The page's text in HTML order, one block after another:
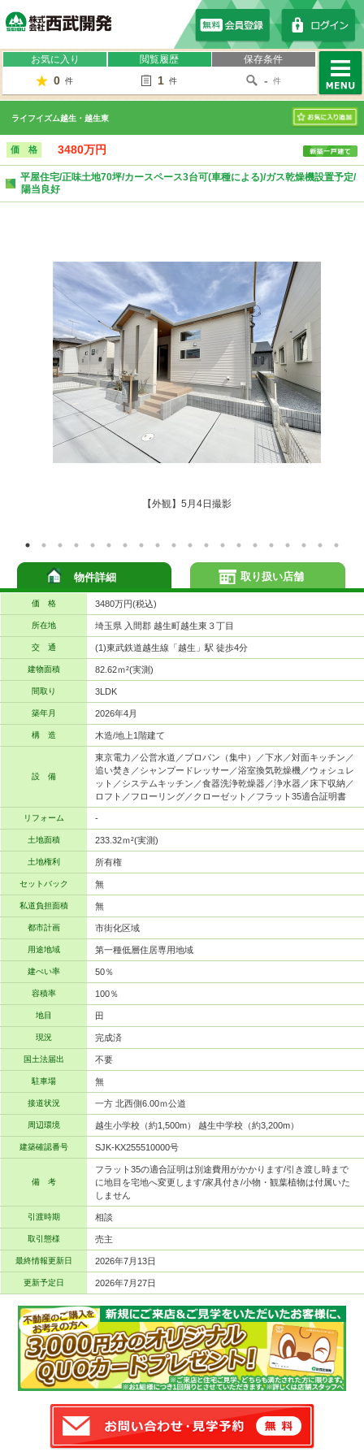
お気に入り
0 件
閲覧履歴
1 件
保存条件
- 件
MENU
ライフイズム越生・越生東
お気に入り
価 格 3480万円
平屋住宅/正味土地70坪/カースペース3台可(車種による)/ガス乾燥機設置予定/
陽当良好
【外観】5月4日撮影
物件詳細
価 格 3480万円(税込)
所在地 埼玉県 入間郡 越生町越生東３丁目
交 通 (1)東武鉄道越生線「越生」駅 徒歩4分
建物面積 82.62ｍ²(実測)
間取り 3LDK
築年月 2026年4月
構 造 木造/地上1階建て
設 備
東京電力／公営水道／プロパン（集中）／下水／対面キッチン／
追い焚き／シャンプードレッサー／浴室換気乾燥機／ウォシュレ
ット／システムキッチン／食器洗浄乾燥器／浄水器／床下収納／
ロフト／フローリング／クローゼット／フラット35適合証明書
リフォーム -
土地面積 233.32ｍ²(実測)
土地権利 所有権
セットバック 無
私道負担面積 無
都市計画 市街化区域
用途地域 第一種低層住居専用地域
建ぺい率 50％
容積率 100％
地目 田
現況 完成済
国土法届出 不要
駐車場 無
接道状況 一方 北西側6.00ｍ公道
周辺環境 越生小学校（約1,500m） 越生中学校（約3,200m）
建築確認番号 SJK-KX255510000号
備 考
フラット35の適合証明は別途費用がかかります/引き渡し時まで
に地目を宅地へ変更します/家具付き/小物・観葉植物は付属いた
しません
引渡時期 相談
取引態様 売主
最終情報更新日 2026年7月13日
更新予定日 2026年7月27日
取り扱い店舗